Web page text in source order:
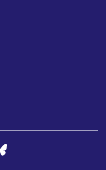
SERSER
van SER
bluesky van SER